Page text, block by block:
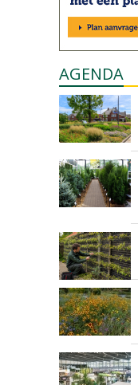
AGENDA